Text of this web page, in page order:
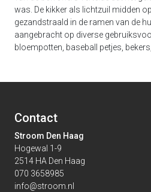
was. De kikker als lichtzuil midden
gezandstraald in de ramen van de
aangebracht op diverse
bloempotten, baseball petjes,
Contact
Stroom Den Haag
Hogewal 1-9
2514 HA Den Haag
070 3658985
info@stroom.nl